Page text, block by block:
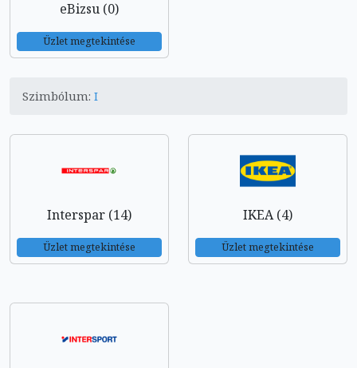
eBizsu (0)
Üzlet megtekintése
Szimbólum: I
Interspar (14)
Üzlet megtekintése
IKEA (4)
Üzlet megtekintése